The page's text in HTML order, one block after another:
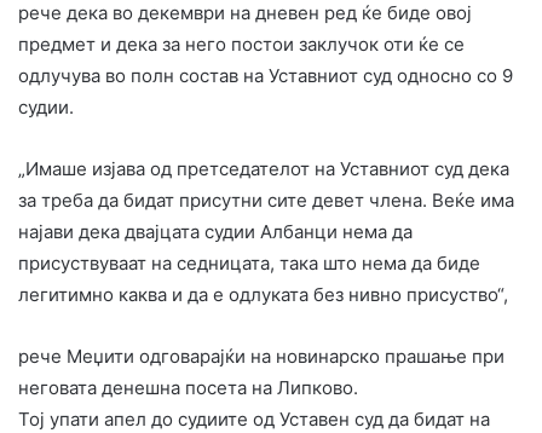
рече дека во декември на дневен ред ќе биде овој
предмет и дека за него постои заклучок оти ќе се
одлучува во полн состав на Уставниот суд односно со 9
судии.
„Имаше изјава од претседателот на Уставниот суд дека
за треба да бидат присутни сите девет члена. Веќе има
најави дека двајцата судии Албанци нема да
присуствуваат на седницата, така што нема да биде
легитимно каква и да е одлуката без нивно присуство“,
рече Меџити одговарајќи на новинарско прашање при
неговата денешна посета на Липково.
Тој упати апел до судиите од Уставен суд да бидат на